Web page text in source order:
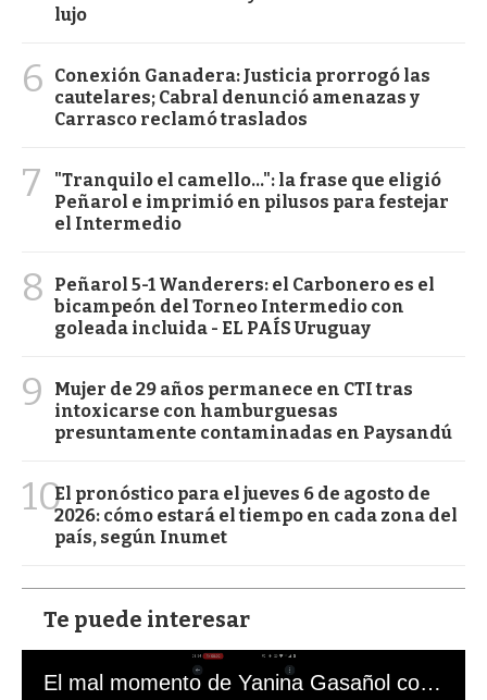
lujo
6
Conexión Ganadera: Justicia prorrogó las
cautelares; Cabral denunció amenazas y
Carrasco reclamó traslados
7
"Tranquilo el camello...": la frase que eligió
Peñarol e imprimió en pilusos para festejar
el Intermedio
8
Peñarol 5-1 Wanderers: el Carbonero es el
bicampeón del Torneo Intermedio con
goleada incluida - EL PAÍS Uruguay
9
Mujer de 29 años permanece en CTI tras
intoxicarse con hamburguesas
presuntamente contaminadas en Paysandú
10El pronóstico para el jueves 6 de agosto de
2026: cómo estará el tiempo en cada zona del
país, según Inumet
Te puede interesar
El mal momento de Yanina Gasañol con un hincha argentino en "Subrayado"